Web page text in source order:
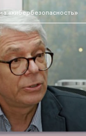
«кибербезопасность»